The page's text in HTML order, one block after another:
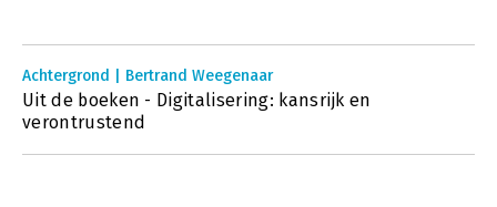
Achtergrond | Bertrand Weegenaar
Uit de boeken - Digitalisering: kansrijk en
verontrustend